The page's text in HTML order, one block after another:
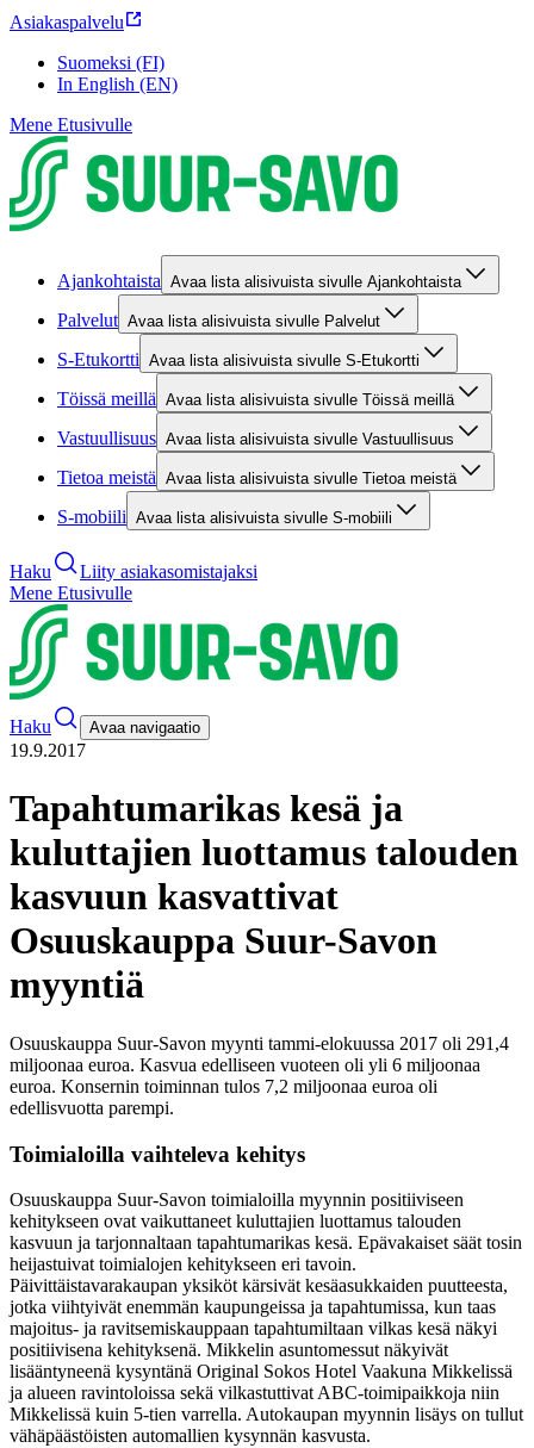
Asiakaspalvelu
Suomeksi (FI)
In English (EN)
Mene Etusivulle
Ajankohtaista Avaa lista alisivuista sivulle Ajankohtaista
Palvelut Avaa lista alisivuista sivulle Palvelut
S-Etukortti Avaa lista alisivuista sivulle S-Etukortti
Töissä meillä Avaa lista alisivuista sivulle Töissä meillä
Vastuullisuus Avaa lista alisivuista sivulle Vastuullisuus
Tietoa meistä Avaa lista alisivuista sivulle Tietoa meistä
S-mobiili Avaa lista alisivuista sivulle S-mobiili
Haku
Liity asiakasomistajaksi
Mene Etusivulle
Haku Avaa navigaatio
19.9.2017
Tapahtumarikas kesä ja
kuluttajien luottamus talouden
kasvuun kasvattivat
Osuuskauppa Suur-Savon
myyntiä
Osuuskauppa Suur-Savon myynti tammi-elokuussa 2017 oli 291,4
miljoonaa euroa. Kasvua edelliseen vuoteen oli yli 6 miljoonaa
euroa. Konsernin toiminnan tulos 7,2 miljoonaa euroa oli
edellisvuotta parempi.
Toimialoilla vaihteleva kehitys
Osuuskauppa Suur-Savon toimialoilla myynnin positiiviseen
kehitykseen ovat vaikuttaneet kuluttajien luottamus talouden
kasvuun ja tarjonnaltaan tapahtumarikas kesä. Epävakaiset säät tosin
heijastuivat toimialojen kehitykseen eri tavoin.
Päivittäistavarakaupan yksiköt kärsivät kesäasukkaiden puutteesta,
jotka viihtyivät enemmän kaupungeissa ja tapahtumissa, kun taas
majoitus- ja ravitsemiskauppaan tapahtumiltaan vilkas kesä näkyi
positiivisena kehityksenä. Mikkelin asuntomessut näkyivät
lisääntyneenä kysyntänä Original Sokos Hotel Vaakuna Mikkelissä
ja alueen ravintoloissa sekä vilkastuttivat ABC-toimipaikkoja niin
Mikkelissä kuin 5-tien varrella. Autokaupan myynnin lisäys on tullut
vähäpäästöisten automallien kysynnän kasvusta.